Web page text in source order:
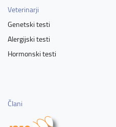
Veterinarji
Genetski testi
Alergijski testi
Hormonski testi
Člani